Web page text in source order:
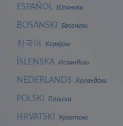
ESPAÑOL Шпански
BOSANSKI Босански
한국어 Корејски
ÍSLENSKA Исландски
NEDERLANDS Холандски
POLSKI Пољски
HRVATSKI Хрватски